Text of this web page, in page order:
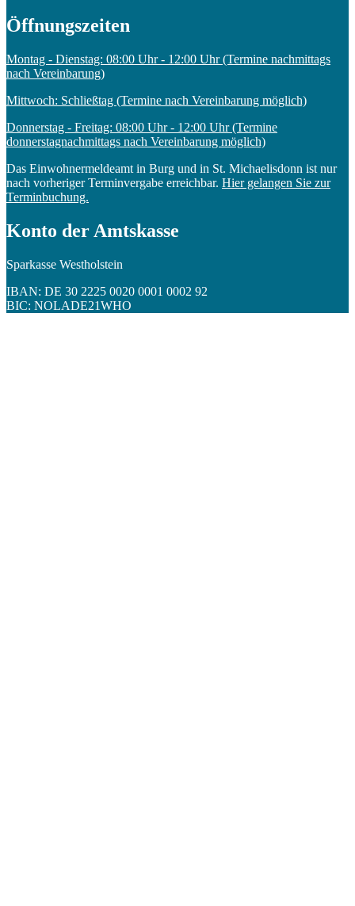
Öffnungszeiten
Montag - Dienstag: 08:00 Uhr - 12:00 Uhr (Termine nachmittags
nach Vereinbarung)
Mittwoch: Schließtag (Termine nach Vereinbarung möglich)
Donnerstag - Freitag: 08:00 Uhr - 12:00 Uhr (Termine
donnerstagnachmittags nach Vereinbarung möglich)
Das Einwohnermeldeamt in Burg und in St. Michaelisdonn ist nur
nach vorheriger Terminvergabe erreichbar. Hier gelangen Sie zur
Terminbuchung.
Konto der Amtskasse
Sparkasse Westholstein
IBAN: DE 30 2225 0020 0001 0002 92
BIC: NOLADE21WHO